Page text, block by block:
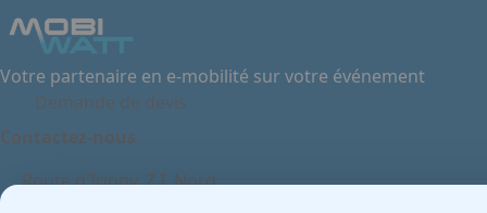
Votre partenaire en e-mobilité sur votre événement
Demande de devis
Contactez-nous
Route d'Irigny, Z.I. Nord